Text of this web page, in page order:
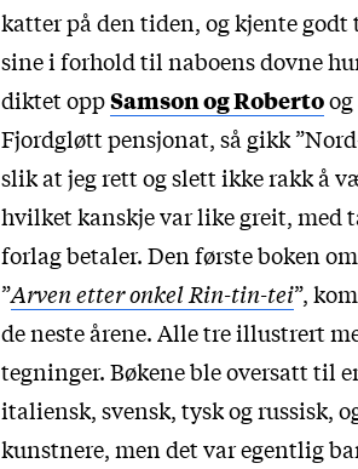
katter på den tiden, og kjente
sine i forhold til naboens dovne
diktet oppSamson og Roberto
Fjordgløtt pensjonat, så gikk
slik at jeg rett og slett ikke rakk å
hvilket kanskje var like greit, med
forlag betaler. Den første boken
”Arven etter onkel Rin-tin-tei”,
de neste årene. Alle tre illustrert
tegninger. Bøkene ble oversatt til
italiensk, svensk, tysk og russisk,
kunstnere, men det var egentlig